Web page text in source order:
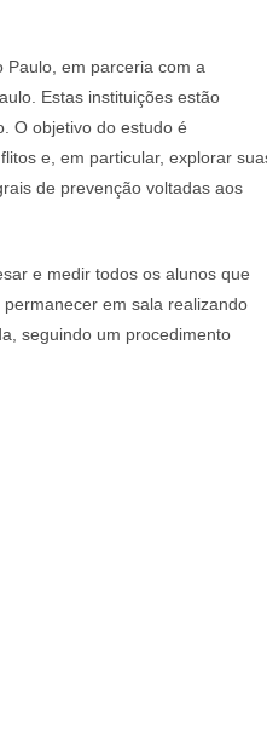
Paulo, em parceria com a
Estas instituições estão
O objetivo do estudo é
e, em particular, explorar
de prevenção voltadas aos
e medir todos os alunos que
em sala realizando
seguindo um procedimento